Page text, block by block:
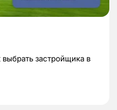
застройщика в